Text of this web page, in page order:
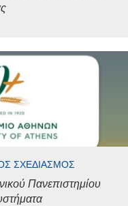
ΣΧΕΔΙΑΣΜΌΣ
Πανεπιστημίου